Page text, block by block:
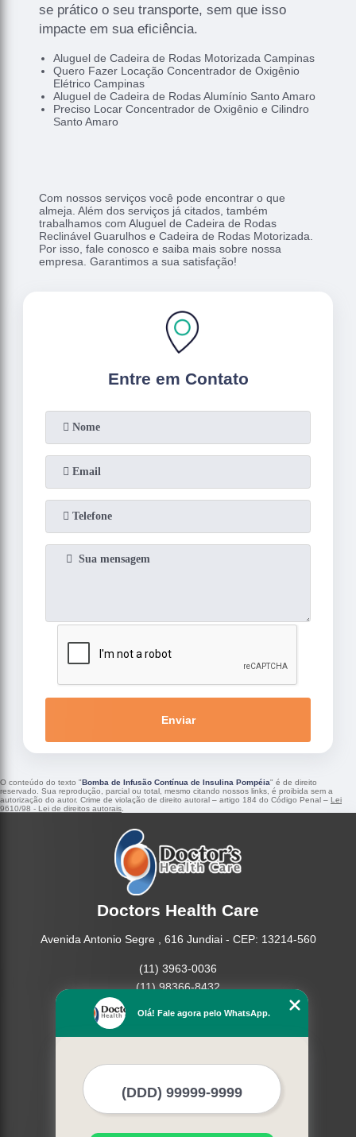
se prático o seu transporte, sem que isso
impacte em sua eficiência.
Aluguel de Cadeira de Rodas Motorizada Campinas
Quero Fazer Locação Concentrador de Oxigênio
Elétrico Campinas
Aluguel de Cadeira de Rodas Alumínio Santo Amaro
Preciso Locar Concentrador de Oxigênio e Cilindro
Santo Amaro
Com nossos serviços você pode encontrar o que
almeja. Além dos serviços já citados, também
trabalhamos com Aluguel de Cadeira de Rodas
Reclinável Guarulhos e Cadeira de Rodas Motorizada.
Por isso, fale conosco e saiba mais sobre nossa
empresa. Garantimos a sua satisfação!
Entre em Contato
Enviar
O conteúdo do texto "Bomba de Infusão Contínua de Insulina Pompéia" é de direito
reservado. Sua reprodução, parcial ou total, mesmo citando nossos links, é proibida sem a
autorização do autor. Crime de violação de direito autoral – artigo 184 do Código Penal – Lei
9610/98 - Lei de direitos autorais
Doctors Health Care
Avenida Antonio Segre , 616 Jundiai - CEP: 13214-560
(11) 3963-0036
(11) 98366-8432
Missão
Olá! Fale agora pelo WhatsApp.